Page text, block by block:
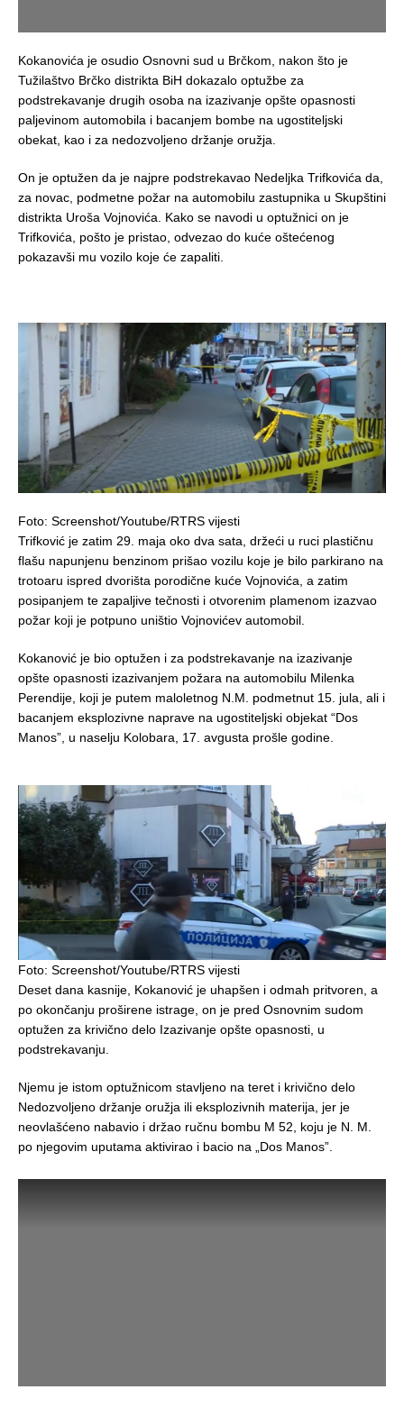
Kokanovića je osudio Osnovni sud u Brčkom, nakon što je
Tužilaštvo Brčko distrikta BiH dokazalo optužbe za
podstrekavanje drugih osoba na izazivanje opšte opasnosti
paljevinom automobila i bacanjem bombe na ugostiteljski
obekat, kao i za nedozvoljeno držanje oružja.
On je optužen da je najpre podstrekavao Nedeljka Trifkovića da,
za novac, podmetne požar na automobilu zastupnika u Skupštini
distrikta Uroša Vojnovića. Kako se navodi u optužnici on je
Trifkovića, pošto je pristao, odvezao do kuće oštećenog
pokazavši mu vozilo koje će zapaliti.
Foto: Screenshot/Youtube/RTRS vijesti
Trifković je zatim 29. maja oko dva sata, držeći u ruci plastičnu
flašu napunjenu benzinom prišao vozilu koje je bilo parkirano na
trotoaru ispred dvorišta porodične kuće Vojnovića, a zatim
posipanjem te zapaljive tečnosti i otvorenim plamenom izazvao
požar koji je potpuno uništio Vojnovićev automobil.
Kokanović je bio optužen i za podstrekavanje na izazivanje
opšte opasnosti izazivanjem požara na automobilu Milenka
Perendije, koji je putem maloletnog N.M. podmetnut 15. jula, ali i
bacanjem eksplozivne naprave na ugostiteljski objekat “Dos
Manos”, u naselju Kolobara, 17. avgusta prošle godine.
Foto: Screenshot/Youtube/RTRS vijesti
Deset dana kasnije, Kokanović je uhapšen i odmah pritvoren, a
po okončanju proširene istrage, on je pred Osnovnim sudom
optužen za krivično delo Izazivanje opšte opasnosti, u
podstrekavanju.
Njemu je istom optužnicom stavljeno na teret i krivično delo
Nedozvoljeno držanje oružja ili eksplozivnih materija, jer je
neovlašćeno nabavio i držao ručnu bombu M 52, koju je N. M.
po njegovim uputama aktivirao i bacio na „Dos Manos”.